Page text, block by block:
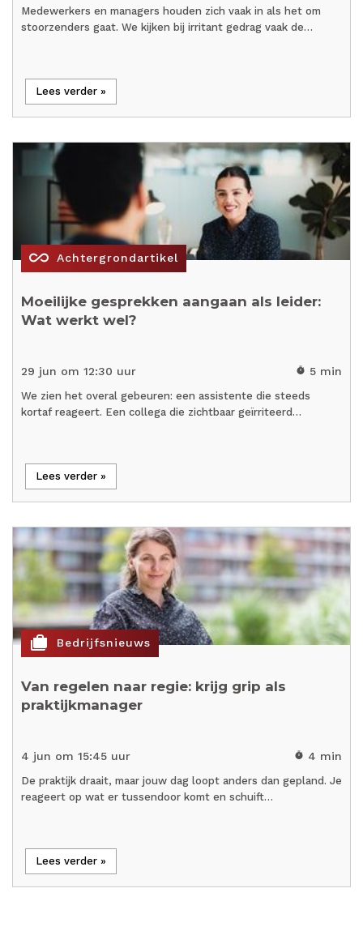
Medewerkers en managers houden zich vaak in als het om
stoorzenders gaat. We kijken bij irritant gedrag vaak de…
Lees verder »
all_inclusive Achtergrondartikel
Moeilijke gesprekken aangaan als leider:
Wat werkt wel?
29 jun om 12:30 uur timer 5 min
We zien het overal gebeuren: een assistente die steeds
kortaf reageert. Een collega die zichtbaar geïrriteerd…
Lees verder »
cases Bedrijfsnieuws
Van regelen naar regie: krijg grip als
praktijkmanager
4 jun om 15:45 uur timer 4 min
De praktijk draait, maar jouw dag loopt anders dan gepland. Je
reageert op wat er tussendoor komt en schuift…
Lees verder »